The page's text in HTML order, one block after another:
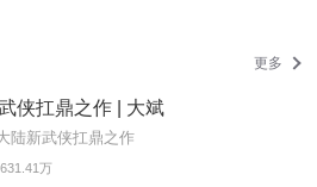
更多
侠扛鼎之作 | 大斌
陆新武侠扛鼎之作
631.41万